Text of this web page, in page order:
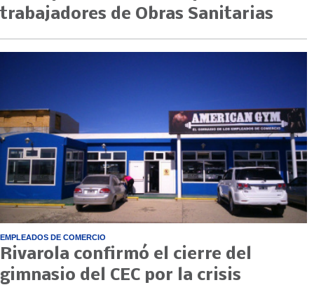
trabajadores de Obras Sanitarias
EMPLEADOS DE COMERCIO
Rivarola confirmó el cierre del
gimnasio del CEC por la crisis